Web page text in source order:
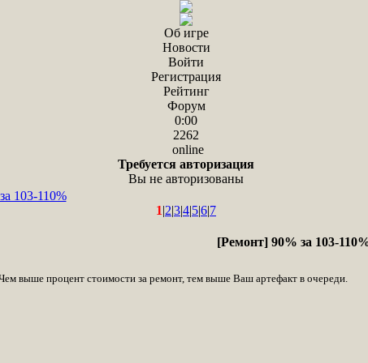
Об игре
Новости
Войти
Регистрация
Рейтинг
Форум
0:00
2262
online
Требуется авторизация
Вы не авторизованы
103-110%
1|2|3|4|5|6|7
[Ремонт] 90% за 103-
выше процент стоимости за ремонт, тем выше Ваш артефакт в очереди.